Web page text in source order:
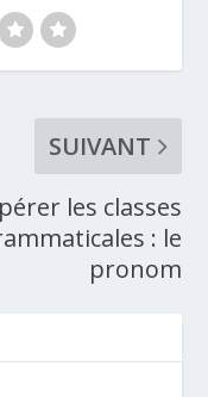
SUIVANT
les classes
: le
pronom